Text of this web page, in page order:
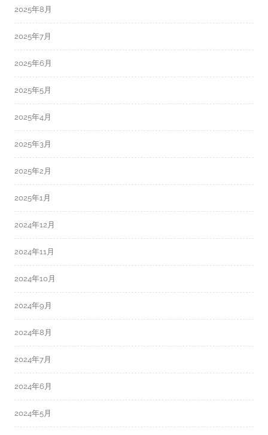
2025年8月
2025年7月
2025年6月
2025年5月
2025年4月
2025年3月
2025年2月
2025年1月
2024年12月
2024年11月
2024年10月
2024年9月
2024年8月
2024年7月
2024年6月
2024年5月